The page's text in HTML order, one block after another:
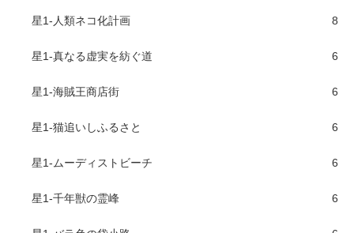
星1-人類ネコ化計画 8
星1-真なる虚実を紡ぐ道 6
星1-海賊王商店街 6
星1-猫追いしふるさと 6
星1-ムーディストビーチ 6
星1-千年獣の霊峰 6